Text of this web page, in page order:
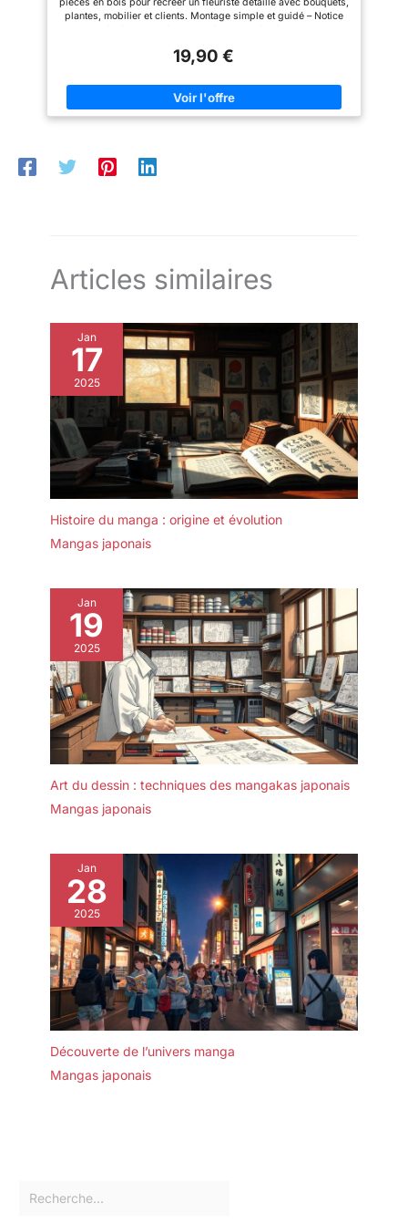
pièces en bois pour recréer un fleuriste détaillé avec bouquets,
plantes, mobilier et clients. Montage simple et guidé – Notice
Détails réalistes et colorés – Fleurs, compositions florales,
immersif. Éclairage LED inclus – Système lumineux intégré (3
piles LR1130 fournies) pour illuminer la boutique et créer une
ambiance chaleureuse le soir. Objet déco original et créatif –
19,90 €
Articles similaires
Jan
17
2025
Histoire du manga : origine et évolution
Mangas japonais
Jan
19
2025
Art du dessin : techniques des mangakas japonais
Mangas japonais
Jan
28
2025
Découverte de l’univers manga
Mangas japonais